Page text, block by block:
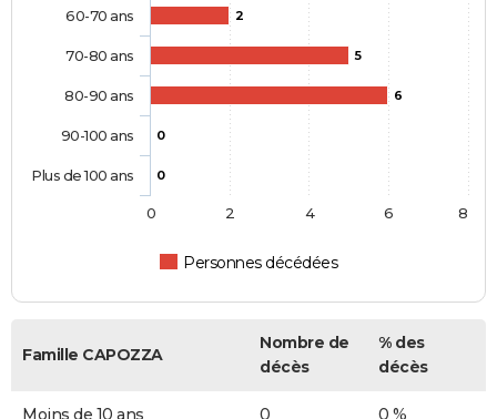
2
5
6
0
0
Personnes décédées
60-70 ans
70-80 ans
80-90 ans
90-100 ans
Plus de 100 ans
0 2 4 6 8
Famille CAPOZZA
Nombre de
décès
% des
décès
Moins de 10 ans 0 0 %